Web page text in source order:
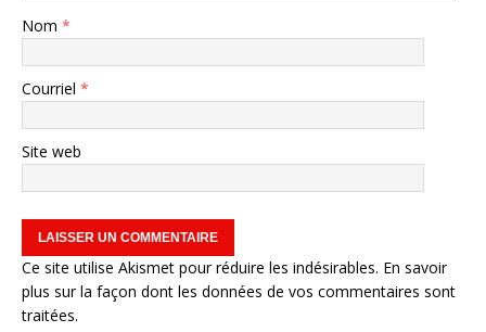
Nom *
Courriel *
Site web
Ce site utilise Akismet pour réduire les indésirables. En savoir
plus sur la façon dont les données de vos commentaires sont
traitées.